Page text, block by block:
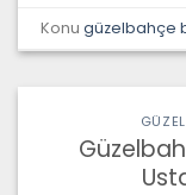
Konugüzelbahçe